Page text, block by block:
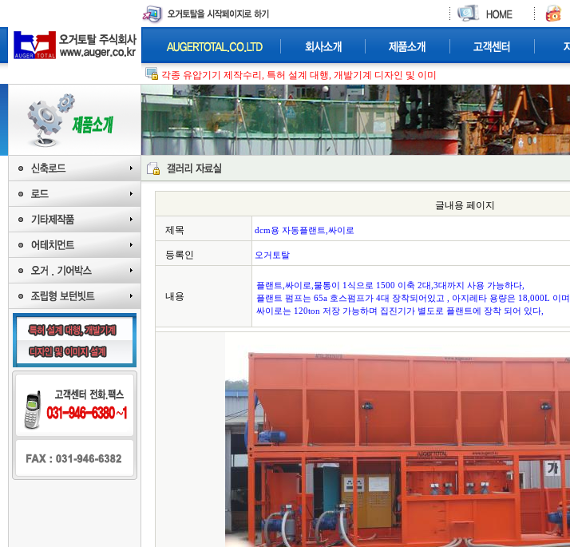
각종 유압기기 제작수리, 특허 설계 대행, 개발기계 디자인 및 이미지 설계, 각종 건설
글내용 페이지
제목 dcm용 자동플랜트,싸이로
등록인 오거토탈
내용
플랜트,싸이로,물통이 1식으로 1500 이축 2대,3대까지 사용 가능하다,
플랜트 펌프는 65a 호스펌프가 4대 장착되어있고 , 아지레타 용량은 18,000L 이며
싸이로는 120ton 저장 가능하며 집진기가 별도로 플랜트에 장착 되어 있다,